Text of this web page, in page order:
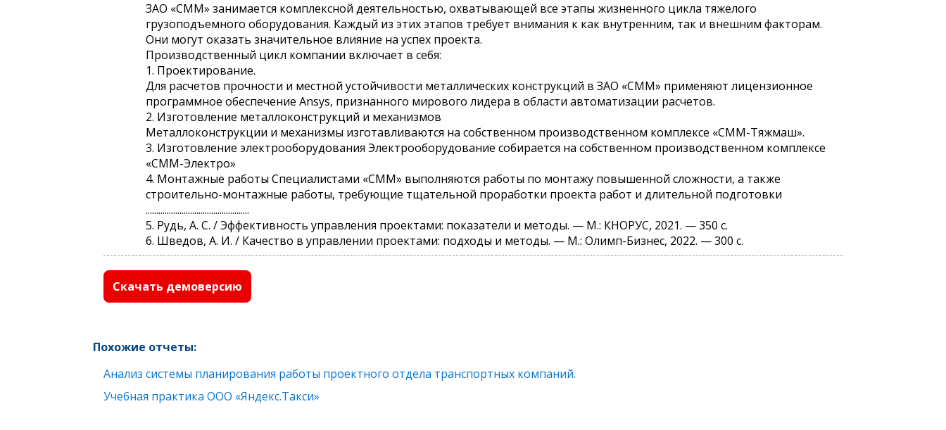
ЗАО «СММ» занимается комплексной деятельностью, охватывающей все этапы жизненного цикла тяжелого
грузоподъемного оборудования. Каждый из этих этапов требует внимания к как внутренним, так и внешним факторам.
Они могут оказать значительное влияние на успех проекта.
Производственный цикл компании включает в себя:
1. Проектирование.
Для расчетов прочности и местной устойчивости металлических конструкций в ЗАО «СММ» применяют лицензионное
программное обеспечение Ansys, признанного мирового лидера в области автоматизации расчетов.
2. Изготовление металлоконструкций и механизмов
Металлоконструкции и механизмы изготавливаются на собственном производственном комплексе «СММ-Тяжмаш».
3. Изготовление электрооборудования Электрооборудование собирается на собственном производственном комплексе
«СММ-Электро»
4. Монтажные работы Специалистами «СММ» выполняются работы по монтажу повышенной сложности, а также
строительно-монтажные работы, требующие тщательной проработки проекта работ и длительной подготовки
.................................................
5. Рудь, А. С. / Эффективность управления проектами: показатели и методы. — М.: КНОРУС, 2021. — 350 с.
6. Шведов, А. И. / Качество в управлении проектами: подходы и методы. — М.: Олимп-Бизнес, 2022. — 300 с.
Скачать демоверсию
Похожие отчеты:
Анализ системы планирования работы проектного отдела транспортных компаний.
Учебная практика ООО «Яндекс.Такси»